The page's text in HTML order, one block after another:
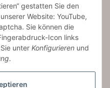
Abonnieren
gestatten Sie den
Website: YouTube,
Sie können die
Icon links
unter Konfigurieren und
.